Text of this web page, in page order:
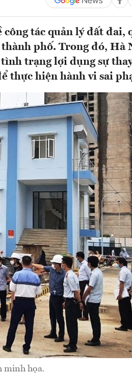
tác quản lý đất đai,
phố. Trong đó, Hà
trạng lợi dụng sự
thực hiện hành vi sai
minh họa.